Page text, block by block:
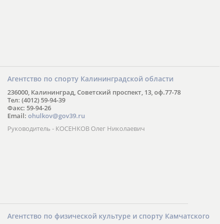
Агентство по спорту Калининградской области
236000, Калининград, Советский проспект, 13, оф.77-78
Тел: (4012) 59-94-39
Факс: 59-94-26
Email: ohulkov@gov39.ru
Руководитель - КОСЕНКОВ Олег Николаевич
Агентство по физической культуре и спорту Камчатского